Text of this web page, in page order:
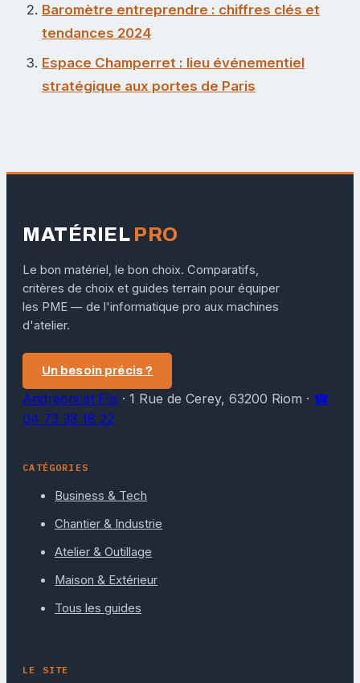
Baromètre entreprendre : chiffres clés et
tendances 2024
Espace Champerret : lieu événementiel
stratégique aux portes de Paris
MATÉRIEL PRO
Le bon matériel, le bon choix. Comparatifs,
critères de choix et guides terrain pour équiper
les PME — de l'informatique pro aux machines
d'atelier.
Un besoin précis ?
Andreoni et Fils ·1 Rue de Cerey, 63200 Riom · ☎
04 73 38 18 22
CATÉGORIES
Business & Tech
Chantier & Industrie
Atelier & Outillage
Maison & Extérieur
Tous les guides
LE SITE